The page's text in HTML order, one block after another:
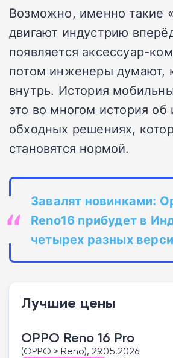
Возможно, именно такие
двигают индустрию
появляется аксессуар-
потом инженеры думают,
внутрь. История
это во многом история
обходных решениях,
становятся нормой.
Завалят новинками:
Reno16 прибудет в
четырех разных
Лучшие цены
OPPO Reno 16 Pro
(OPPO > Reno), 29.05.2026